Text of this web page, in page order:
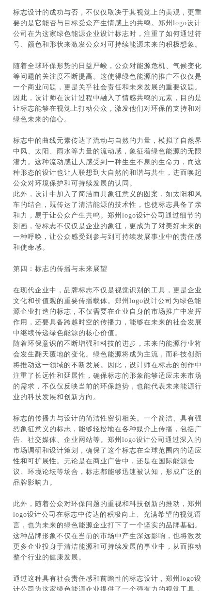
标志设计的成功与否，不仅仅取决于其视觉上的美观，更重
要的是它能否与目标受众产生情感上的共鸣。郑州logo设计
公司在为这家绿色能源企业设计标志时，注重了如何通过符
号、颜色和形状来激发公众对可持续能源未来的积极想象。
随着全球环保形势的日益严峻，公众对能源危机、气候变化
等问题的关注度不断提高。这使得绿色能源的推广不仅仅是
一个商业问题，更是关乎社会责任和未来发展的重要议题。
因此，设计师在设计过程中融入了情感共鸣的元素，目的是
让标志能够在视觉上打动公众，激发他们对环保的支持和对
绿色未来的信心。
标志中的曲线元素传达了流动与自然的力量，模拟了自然界
中风、太阳、雨水等力量的流动感，象征着绿色能源的无限
潜力。这种流动感让人感受到一种生生不息的生命力，而这
种形态的设计也让人联想到大自然的和谐与共生，进而唤起
公众对环境保护和可持续发展的认同。
此外，设计中加入了简洁而具象征意义的图案，如太阳和风
车的结合，既传达了清洁能源的技术性，也使标志具备了亲
和力，易于让公众产生共鸣。郑州logo设计公司通过细节的
刻画，使标志不仅仅是企业的象征，更成为了对美好未来的
一种呼唤，让公众感受到参与到可持续发展事业中的责任感
和使命感。
第四：标志的传播与未来展望
在现代企业中，品牌标志不仅是视觉识别的工具，更是企业
文化和价值观的重要传播载体。郑州logo设计公司为绿色能
源企业打造的标志，不仅需要在企业自身的市场推广中发挥
作用，还要具备跨越时空的传播力，能够在未来的社会发展
中继续传递绿色能源的核心价值。
随着环保意识的不断增强和科技的进步，未来的能源行业将
会发生翻天覆地的变化。绿色能源将成为主流，而科技创新
将推动这一领域的不断发展。因此，设计师在标志的创作中
注重了长远性和延展性，确保标志的形象能够适应未来市场
的需求，不仅仅反映当前的环保趋势，也能代表未来能源行
业的科技发展和创新方向。
标志的传播力与设计的简洁性密切相关。一个简洁、具有强
烈象征意义的标志，能够轻松地在各种媒介上传播，包括广
告、社交媒体、企业网站等。郑州logo设计公司通过深入的
市场调研和设计策划，确保了这个标志在全球范围内的适应
性和可扩展性。无论是在商业广告中，还是在国际能源会
议、环境论坛等场合，标志都能够迅速被认知，形成广泛的
品牌影响力。
此外，随着公众对环保问题的重视和科技创新的推动，郑州
logo设计公司在标志中传达的积极向上、充满希望的视觉语
言，也为未来的绿色能源企业打下了一个坚实的品牌基础。
这种品牌形象不仅在当前的市场中产生深远影响，也将激发
更多企业投身于清洁能源和可持续发展的事业中，从而推动
整个行业的健康发展。
通过这种具有社会责任感和前瞻性的标志设计，郑州logo设
计公司为这家绿色能源企业提供了一个强有力的视觉工具，